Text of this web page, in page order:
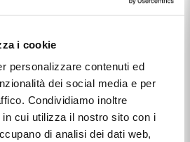
i cookie
personalizzare contenuti ed
dei social media e per
Condividiamo inoltre
cui utilizza il nostro sito con i
di analisi dei dati web,
A SFERA RESINA ROSSA
STYLE RESIN CON
by the brand AURORA, that you
IDEAS, and more specifically in the
a product currently unavailable and
is€ 59,40.